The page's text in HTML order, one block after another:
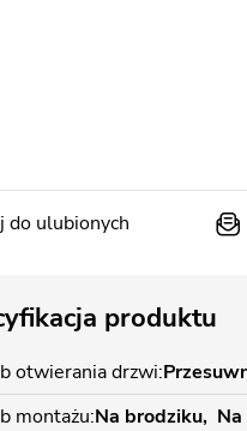
do ulubionych
produktu
otwierania drzwi
montażu Na brodziku